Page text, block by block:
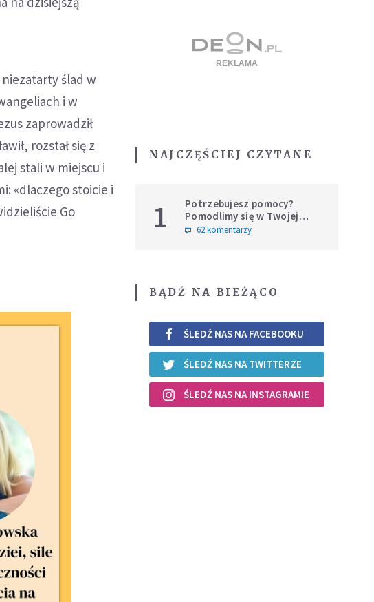
ślad w
i w
zaprowadził
rozstał się z
stali w miejscu i
«dlaczego stoicie i
Go
NAJCZĘŚCIEJ CZYTANE
1
Potrzebujesz pomocy?
Pomodlimy się w Twojej
intencji
62 komentarzy
BĄDŹ NA BIEŻĄCO
ŚLEDŹ NAS NA FACEBOOKU
ŚLEDŹ NAS NA TWITTERZE
ŚLEDŹ NAS NA INSTAGRAMIE